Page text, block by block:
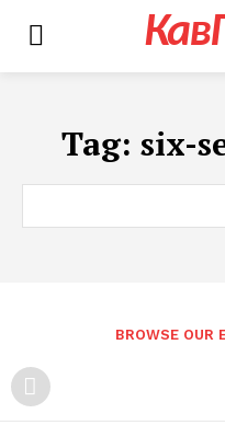
Tag: six-
BROWSE OUR